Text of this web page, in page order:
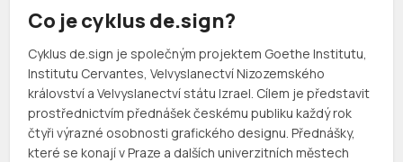
Co je cyklus de.sign?
Cyklus de.sign je společným projektem Goethe Institutu,
Institutu Cervantes, Velvyslanectví Nizozemského
království a Velvyslanectví státu Izrael. Cílem je před­sta­vit
pro­střed­nic­tvím před­ná­šek českému pub­liku každý rok
čtyři výrazné osob­nosti gra­fic­kého designu. Před­nášky,
které se konají v Praze a dalších univerzitních městech